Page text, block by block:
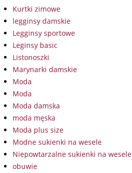
Kurtki zimowe
legginsy damskie
Legginsy sportowe
Leginsy basic
Listonoszki
Marynarki damskie
Moda
Moda
Moda damska
moda męska
Moda plus size
Modne sukienki na wesele
Niepowtarzalne sukienki na wesele
obuwie